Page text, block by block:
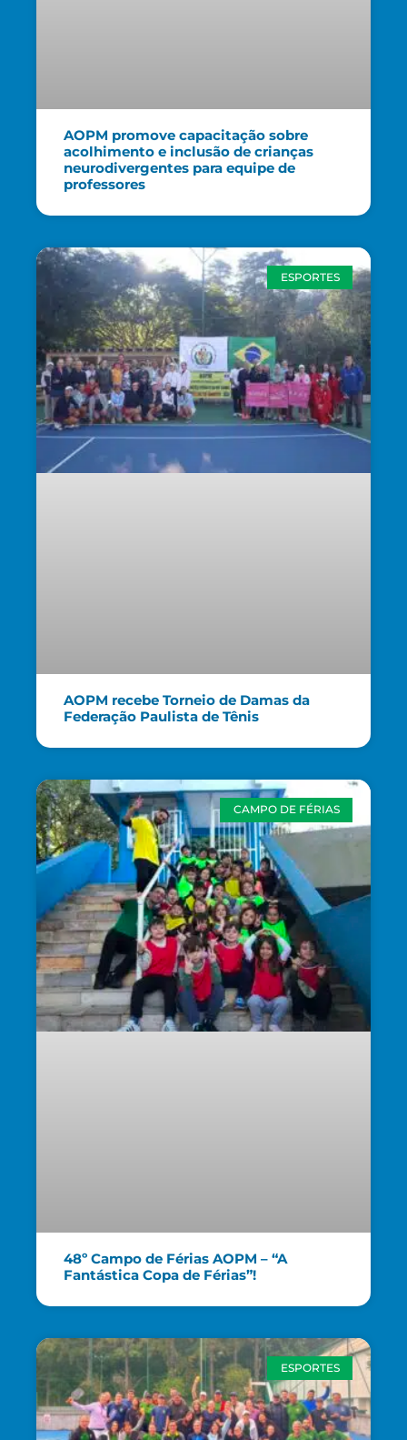
AOPM promove capacitação sobre
acolhimento e inclusão de crianças
neurodivergentes para equipe de
professores
ESPORTES
AOPM recebe Torneio de Damas da
Federação Paulista de Tênis
CAMPO DE FÉRIAS
48º Campo de Férias AOPM – “A
Fantástica Copa de Férias”!
ESPORTES